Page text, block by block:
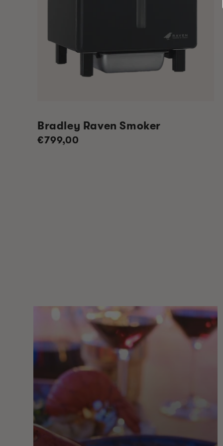
Bradley Raven Smoker
Normale
€799,00